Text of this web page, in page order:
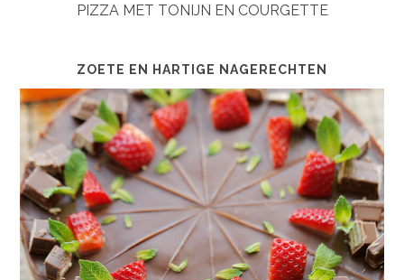
PIZZA MET TONIJN EN COURGETTE
ZOETE EN HARTIGE NAGERECHTEN